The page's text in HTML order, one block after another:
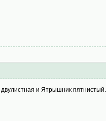
и Ятрышник пятнистый.